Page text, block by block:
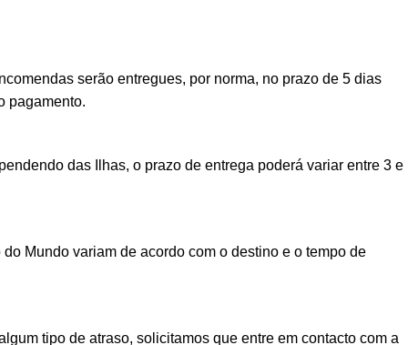
serão entregues, por norma, no prazo de 5 dias
pagamento.
das Ilhas, o prazo de entrega poderá variar entre 3 e
Mundo variam de acordo com o destino e o tempo de
tipo de atraso, solicitamos que entre em contacto com a